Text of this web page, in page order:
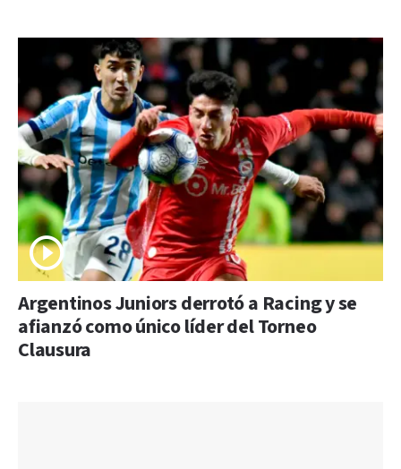
Argentinos Juniors derrotó a Racing y se
afianzó como único líder del Torneo
Clausura